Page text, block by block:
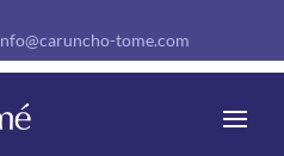
tome.com